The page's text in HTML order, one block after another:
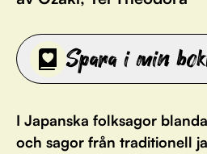
Spara i min
I Japanska folksagor
och sagor från traditionell